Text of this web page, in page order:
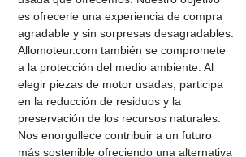
es ofrecerle una experiencia de compra
agradable y sin sorpresas desagradables.
Allomoteur.com también se compromete
a la protección del medio ambiente. Al
elegir piezas de motor usadas, participa
en la reducción de residuos y la
preservación de los recursos naturales.
Nos enorgullece contribuir a un futuro
más sostenible ofreciendo una alternativa